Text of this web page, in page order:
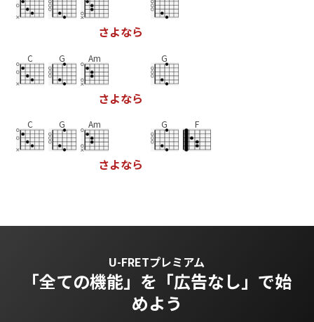
さよなら
C G Am
さよなら
G
C G Am
さよなら
G F
U-FRETプレミアム
「全ての機能」を 「広告なし」で始
めよう